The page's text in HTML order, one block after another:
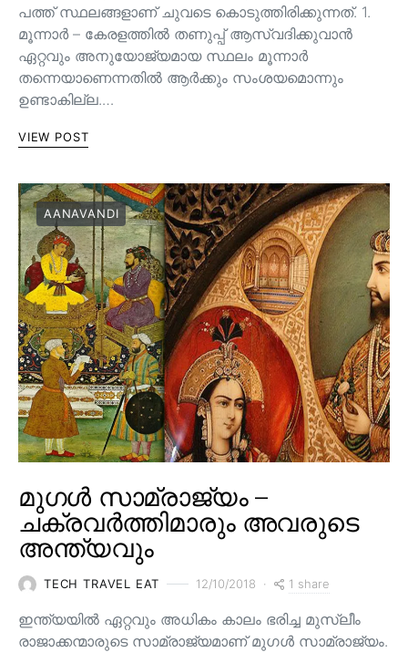
പത്ത് സ്ഥലങ്ങളാണ് ചുവടെ കൊടുത്തിരിക്കുന്നത്. 1.
മൂന്നാർ – കേരളത്തിൽ തണുപ്പ് ആസ്വദിക്കുവാൻ
ഏറ്റവും അനുയോജ്യമായ സ്ഥലം മൂന്നാർ
തന്നെയാണെന്നതിൽ ആർക്കും സംശയമൊന്നും
ഉണ്ടാകില്ല.…
VIEW POST
AANAVANDI
മുഗൾ സാമ്രാജ്യം –
ചക്രവർത്തിമാരും അവരുടെ
അന്ത്യവും
TECH TRAVEL EAT 12/10/2018 1 share
ഇന്ത്യയിൽ ഏറ്റവും അധികം കാലം ഭരിച്ച മുസ്ലീം
രാജാക്കന്മാരുടെ സാമ്രാജ്യമാണ് മുഗൾ സാമ്രാജ്യം.